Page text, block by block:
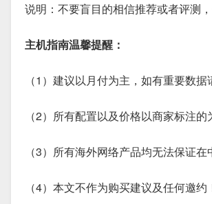
说明：不要盲目的相信推荐或者评测
主机指南温馨提醒：
（1）建议以月付为主，如有重要数
（2）所有配置以及价格以商家标注的
（3）所有海外网络产品均无法保证
（4）本文不作为购买建议及任何邀约